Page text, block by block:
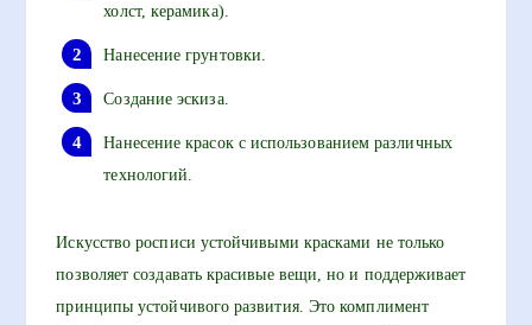
холст, керамика).
Нанесение грунтовки.
Создание эскиза.
Нанесение красок с использованием различных
технологий.
Искусство росписи устойчивыми красками не только
позволяет создавать красивые вещи, но и поддерживает
принципы устойчивого развития. Это комплимент